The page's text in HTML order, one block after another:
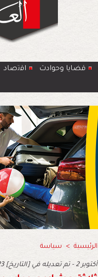
قضايا وحوادث اﻗﺗﺻﺎد
الرئيسية > سياسة
2023 أكتوبر 2 - تم تعديله في [التاريخ]